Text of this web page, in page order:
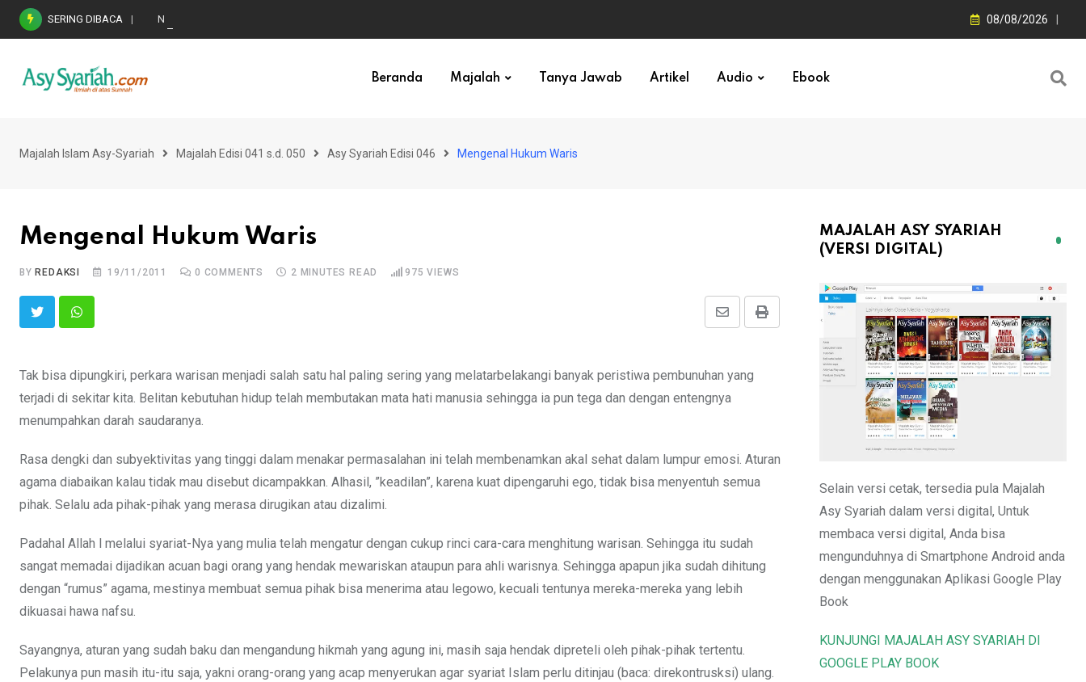
Skip
SERING DIBACA Nasihat Emas di Masa Fitnah (Ujian/Perselisihan) 08/08/2026
Beranda Majalah Tanya Jawab Artikel Audio Ebook
Majalah Islam Asy-Syariah Majalah Edisi 041 s.d. 050 Asy Syariah Edisi 046 Mengenal Hukum Waris
Mengenal Hukum Waris
BY REDAKSI 19/11/2011 0 COMMENTS 2 MINUTES READ 975 VIEWS
Print
Share
Tak bisa dipungkiri, perkara warisan menjadi salah satu hal paling sering yang melatarbelakangi banyak peristiwa pembunuhan yang
terjadi di sekitar kita. Belitan kebutuhan hidup telah membutakan mata hati manusia sehingga ia pun tega dan dengan entengnya
menumpahkan darah saudaranya.
Rasa dengki dan subyektivitas yang tinggi dalam menakar permasalahan ini telah membenamkan akal sehat dalam lumpur emosi. Aturan
agama diabaikan kalau tidak mau disebut dicampakkan. Alhasil, ”keadilan”, karena kuat dipengaruhi ego, tidak bisa menyentuh semua
pihak. Selalu ada pihak-pihak yang merasa dirugikan atau dizalimi.
Padahal Allah l melalui syariat-Nya yang mulia telah mengatur dengan cukup rinci cara-cara menghitung warisan. Sehingga itu sudah
sangat memadai dijadikan acuan bagi orang yang hendak mewariskan ataupun para ahli warisnya. Sehingga apapun jika sudah dihitung
dengan “rumus” agama, mestinya membuat semua pihak bisa menerima atau legowo, kecuali tentunya mereka-mereka yang lebih
dikuasai hawa nafsu.
Sayangnya, aturan yang sudah baku dan mengandung hikmah yang agung ini, masih saja hendak dipreteli oleh pihak-pihak tertentu.
Pelakunya pun masih itu-itu saja, yakni orang-orang yang acap menyerukan agar syariat Islam perlu ditinjau (baca: direkontrusksi) ulang.
MAJALAH ASY SYARIAH
(VERSI DIGITAL)
Selain versi cetak, tersedia pula Majalah
Asy Syariah dalam versi digital, Untuk
membaca versi digital, Anda bisa
mengunduhnya di Smartphone Android anda
dengan menggunakan Aplikasi Google Play
Book
KUNJUNGI MAJALAH ASY SYARIAH DI
GOOGLE PLAY BOOK